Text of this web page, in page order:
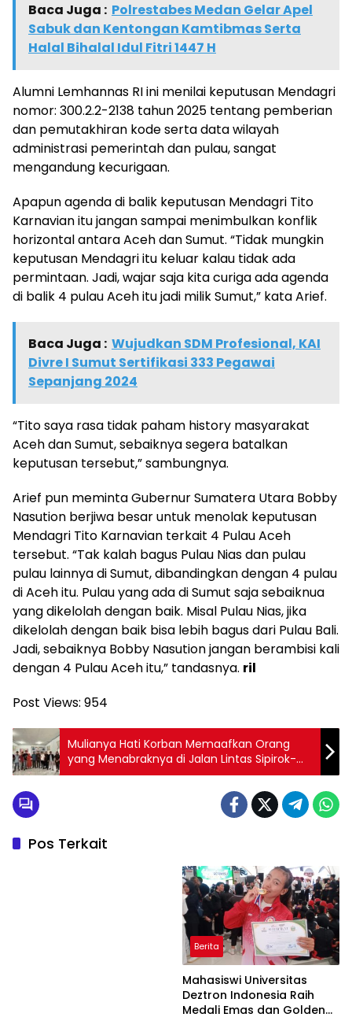
Baca Juga : Polrestabes Medan Gelar Apel
Sabuk dan Kentongan Kamtibmas Serta
Halal Bihalal Idul Fitri 1447 H
Alumni Lemhannas RI ini menilai keputusan Mendagri
nomor: 300.2.2-2138 tahun 2025 tentang pemberian
dan pemutakhiran kode serta data wilayah
administrasi pemerintah dan pulau, sangat
mengandung kecurigaan.
Apapun agenda di balik keputusan Mendagri Tito
Karnavian itu jangan sampai menimbulkan konflik
horizontal antara Aceh dan Sumut. “Tidak mungkin
keputusan Mendagri itu keluar kalau tidak ada
permintaan. Jadi, wajar saja kita curiga ada agenda
di balik 4 pulau Aceh itu jadi milik Sumut,” kata Arief.
Baca Juga : Wujudkan SDM Profesional, KAI
Divre I Sumut Sertifikasi 333 Pegawai
Sepanjang 2024
“Tito saya rasa tidak paham history masyarakat
Aceh dan Sumut, sebaiknya segera batalkan
keputusan tersebut,” sambungnya.
Arief pun meminta Gubernur Sumatera Utara Bobby
Nasution berjiwa besar untuk menolak keputusan
Mendagri Tito Karnavian terkait 4 Pulau Aceh
tersebut. “Tak kalah bagus Pulau Nias dan pulau
pulau lainnya di Sumut, dibandingkan dengan 4 pulau
di Aceh itu. Pulau yang ada di Sumut saja sebaiknua
yang dikelolah dengan baik. Misal Pulau Nias, jika
dikelolah dengan baik bisa lebih bagus dari Pulau Bali.
Jadi, sebaiknya Bobby Nasution jangan berambisi kali
dengan 4 Pulau Aceh itu,” tandasnya. ril
Post Views: 954
Mulianya Hati Korban Memaafkan Orang
yang Menabraknya di Jalan Lintas Sipirok-
Arse
Pos Terkait
Berita
Mahasiswi Universitas
Deztron Indonesia Raih
Medali Emas dan Golden